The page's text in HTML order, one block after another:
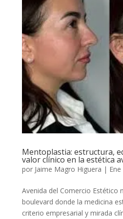
Mentoplastia: estructura,
valor clínico en la estética
por Jaime Magro Higuera |
Avenida del Comercio Estético
boulevard donde la medicina
criterio empresarial y mirada